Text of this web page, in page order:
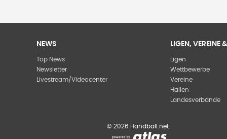
NEWS
Top News
Newsletter
Livestream/Videocenter
LIGEN, VEREINE
Ligen
Wettbewerbe
Vereine
Hallen
Landesverbände
© 2026 Handball.net